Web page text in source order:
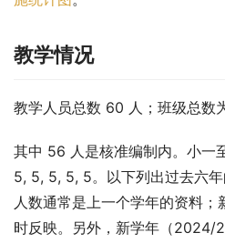
教学情况
教学人员总数 60 人；班级总数
其中 56 人是核准编制内。小一
5, 5, 5, 5, 5。以下列出过去六
人数通常是上一个学年的资料；
时反映。另外，新学年（2024/